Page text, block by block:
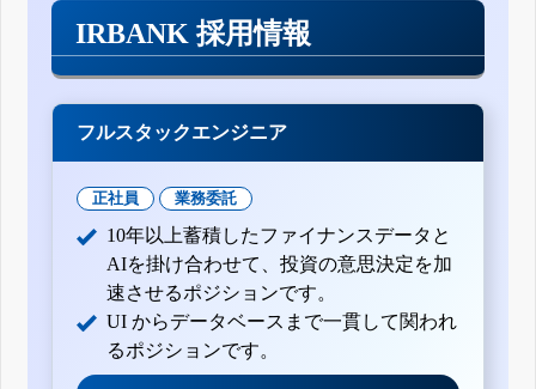
IRBANK 採用情報
フルスタックエンジニア
正社員 業務委託
10年以上蓄積したファイナンスデータと
AIを掛け合わせて、投資の意思決定を加
速させるポジションです。
UI からデータベースまで一貫して関われ
るポジションです。